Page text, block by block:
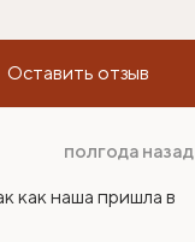
Оставить отзыв
полгода назад
как наша пришла в